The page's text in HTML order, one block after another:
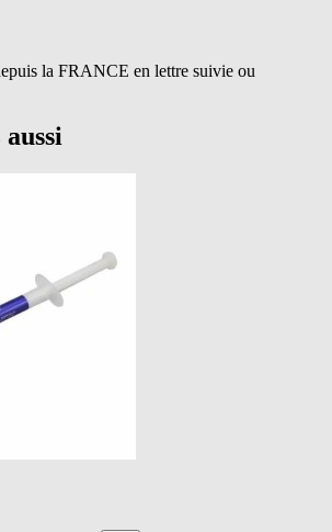
la FRANCE en lettre suivie ou